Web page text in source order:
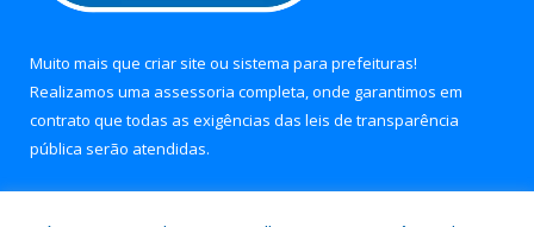
Muito mais que criar site ou sistema para prefeituras!
Realizamos uma assessoria completa, onde garantimos em
contrato que todas as exigências das leis de transparência
pública serão atendidas.